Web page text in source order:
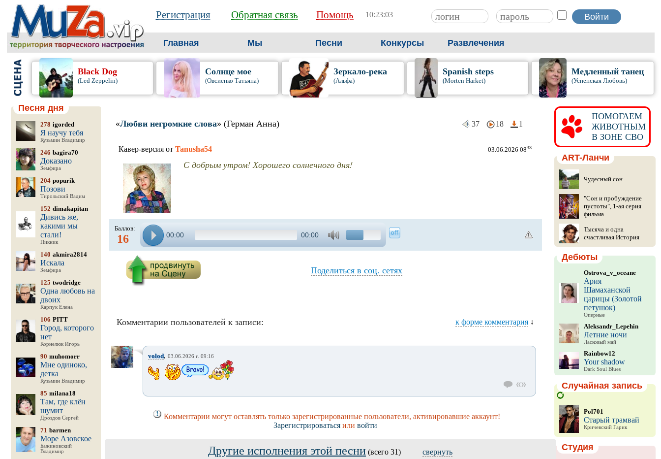
Регистрация Обратная связь Помощь 10:23:03
Главная Мы Песни Конкурсы Развлечения
Black Dog
(Led Zeppelin)
Солнце мое
(Овсиенко Татьяна)
Зеркало-река
(Альфа)
Spanish steps
(Morten Harket)
Медленный танец
(Успенская Любовь)
Песня дня
278 igorded
Я научу тебя
Кузьмин Владимир
246 bagira70
Доказано
Земфира
204 popurik
Позови
Тирольский Вадим
152 dimakapitan
Дивись же,
какими мы
стали!
Пикник
140 akmira2814
Искала
Земфира
125 twodridge
Одна любовь на
двоих
Карпук Елена
106 PITT
Город, которого
нет
Корнелюк Игорь
90 muhomorr
Мне одиноко,
детка
Кузьмин Владимир
85 milana18
Там, где клён
шумит
Дроздов Сергей
71 barmen
Море Азовское
Бажиновский
Владимир
«Любви негромкие слова» (Герман Анна) 37 18 1
Кавер-версия от Tanusha54 03.06.2026 0833
С добрым утром! Хорошего солнечного дня!
Баллов:
16 00:00 00:00
Поделиться в соц. сетях
Комментарии пользователей к записи: к форме комментария ↓
volod, 03.06.2026 г. 09:16
Комментарии могут оставлять только зарегистрированные пользователи, активировавшие аккаунт!
Зарегистрироваться или войти
Другие исполнения этой песни (всего 31) свернуть
ПОМОГАЕМ
ЖИВОТНЫМ
В ЗОНЕ СВО
ART-Ланчи
Чудесный сон
"Сон и пробуждение
пустоты", 1-ая серия
фильма
Тысяча и одна
счастливая История
Дебюты
Ostrova_v_oceane
Ария
Шамаханской
царицы (Золотой
петушок)
Оперные
Aleksandr_Lepehin
Летние ночи
Ласковый май
Rainbow12
Your shadow
Dark Soul Blues
Случайная запись
Pol701
Старый трамвай
Кричевский Гарик
Студия